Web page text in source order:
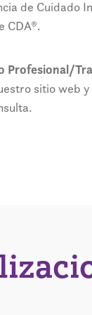
de Cuidado
CDA®.
Profesional/
sitio web